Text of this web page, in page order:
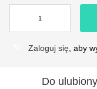
Zaloguj się , aby
Do